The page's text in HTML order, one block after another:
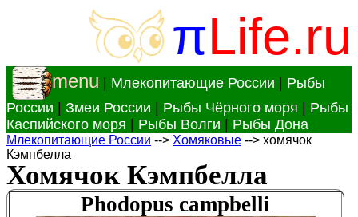
πLife.ru
menu Млекопитающие России
Рыбы
России
Змеи России Рыбы Чёрного моря
Рыбы
Каспийского моря
Рыбы Волги Рыбы Дона
Млекопитающие России --> Хомяковые --> хомячок
Кэмпбелла
Хомячок Кэмпбелла
Phodopus campbelli